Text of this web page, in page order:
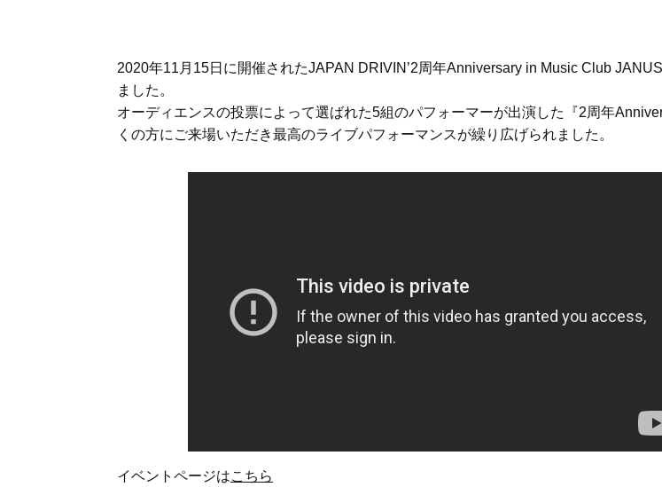
2020年11月15日に開催されたJAPAN DRIVIN’2周年Anniversary in Music Club
ました。
オーディエンスの投票によって選ばれた5組のパフォーマーが出演した『2周年
くの方にご来場いただき最高のライブパフォーマンスが繰り広げられました。
イベントページはこちら